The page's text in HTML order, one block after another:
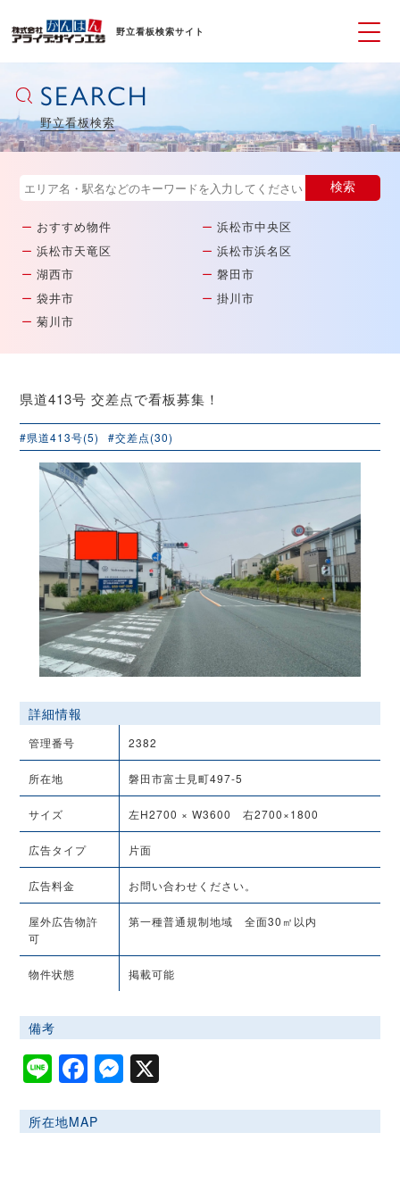
野立看板検索サイト
SEARCH
野立看板検索
おすすめ物件
浜松市中央区
浜松市天竜区
浜松市浜名区
湖西市
磐田市
袋井市
掛川市
菊川市
県道413号 交差点で看板募集！
#県道413号(5) #交差点(30)
詳細情報
管理番号 2382
所在地 磐田市富士見町497-5
サイズ 左H2700 × W3600 右2700×1800
広告タイプ 片面
広告料金 お問い合わせください。
屋外広告物許
可
第一種普通規制地域 全面30㎡以内
物件状態 掲載可能
備考
LineFacebook
Messenger
所在地MAP